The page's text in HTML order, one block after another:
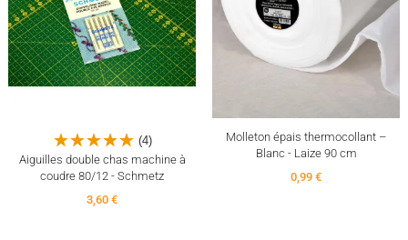
(4)
Aiguilles double chas machine à
coudre 80/12 - Schmetz
3,60 €
Molleton épais thermocollant –
Blanc - Laize 90 cm
0,99 €